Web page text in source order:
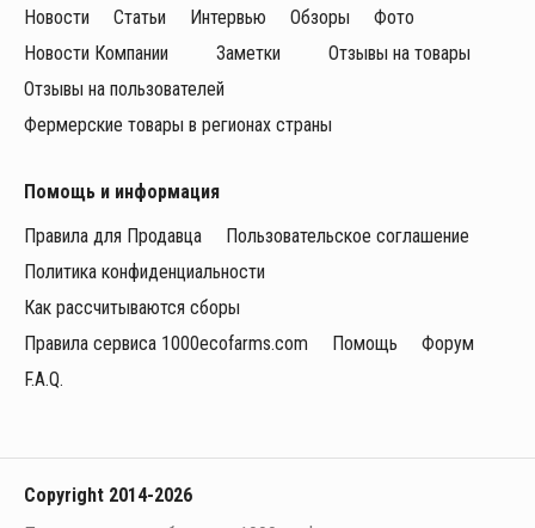
Новости
Статьи Интервью Обзоры
Фото
Новости Компании
Заметки
Отзывы на товары
Отзывы на пользователей
Фермерские товары в регионах страны
Помощь и информация
Правила для Продавца
Пользовательское соглашение
Политика конфиденциальности
Как рассчитываются сборы
Правила сервиса 1000ecofarms.com
Помощь
Форум
F.A.Q.
Copyright 2014-2026